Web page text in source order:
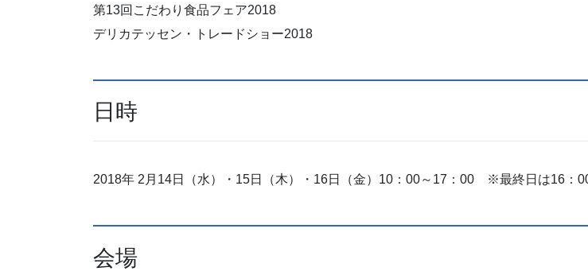
第13回こだわり食品フェア2018
デリカテッセン・トレードショー2018
日時
2018年 2月14日（水）・15日（木）・16日（金）10：00～17：00 ※最終日は16：
会場